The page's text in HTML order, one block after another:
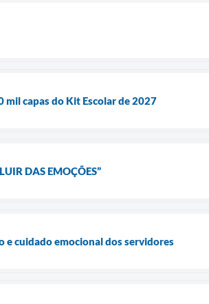
mil capas do Kit Escolar de 2027
DAS EMOÇÕES”
e cuidado emocional dos servidores